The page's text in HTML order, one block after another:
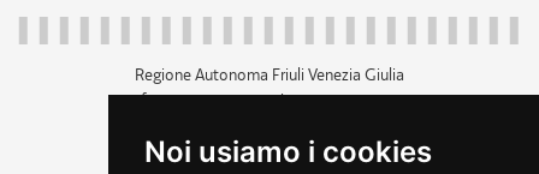
Noi usiamo i cookies
Regione Autonoma Friuli Venezia Giulia
c.f. 80014930327; p.iva 00526040324
+39 040 3771111